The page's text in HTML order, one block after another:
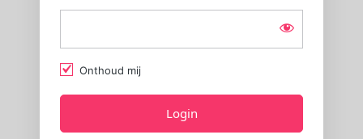
Onthoud mij